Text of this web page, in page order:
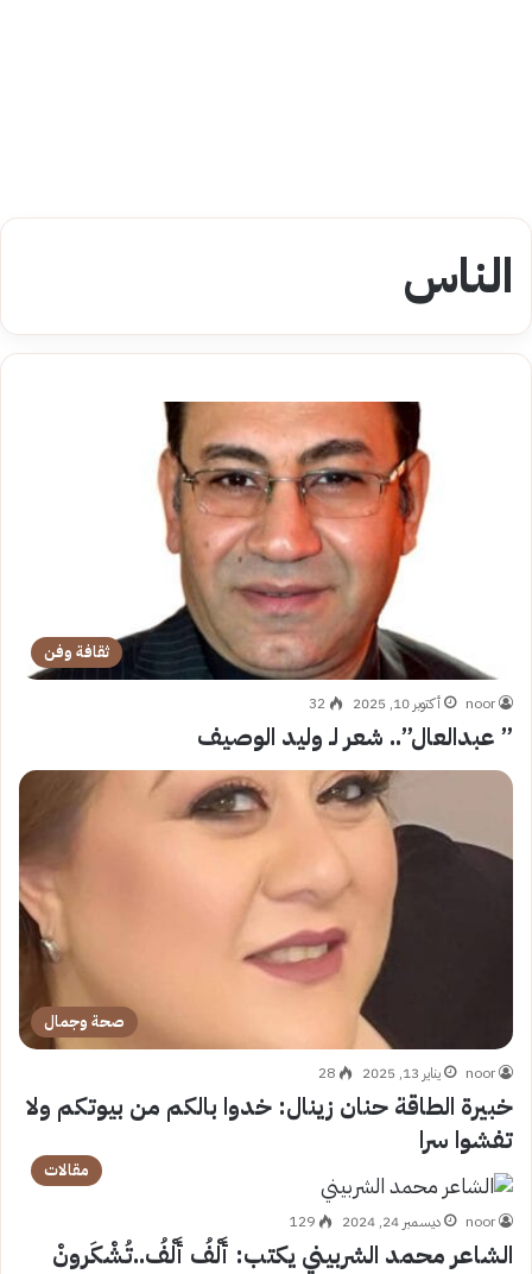
الناس
ثقافة وفن
noor أكتوبر 10, 2025 32
” عبدالعال”.. شعر لـ وليد الوصيف
صحة وجمال
noor يناير 13, 2025 28
خبيرة الطاقة حنان زينال: خدوا بالكم من بيوتكم ولا
تفشوا سرا
مقالات
noor ديسمبر 24, 2024 129
الشاعر محمد الشربيني يكتب: أَلْفُ أَلْفُ..تُشْكَرونْ